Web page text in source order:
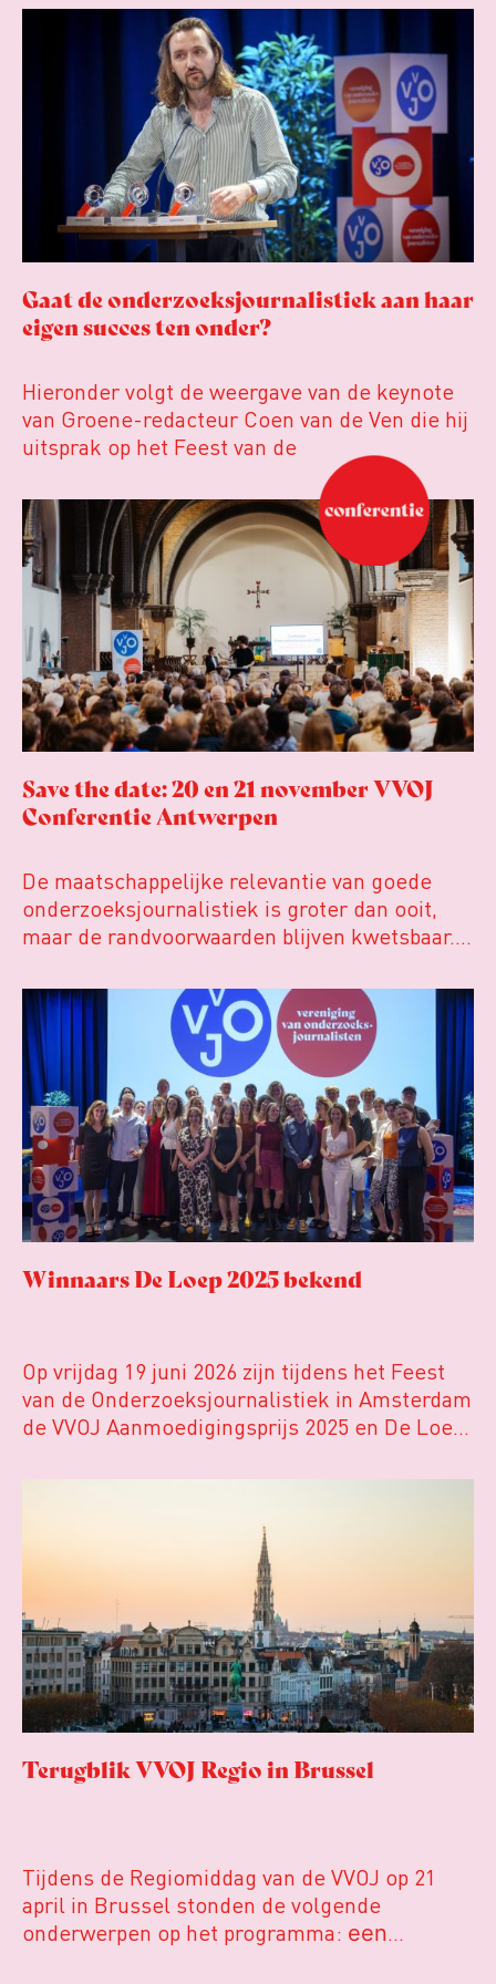
maken met juridische dreiging of een
juridische procedure rond het eigen werk.
Dat kost journalisten tijd, ook ervaren zij
stress en soms worden publicaties
aangepast of gaat de hele publicatie zelfs
niet door.
Gaat de onderzoeksjournalistiek aan haar
eigen succes ten onder?
Hieronder volgt de weergave van de keynote
van Groene-redacteur Coen van de Ven die hij
uitsprak op het Feest van de
Onderzoeksjournalistiek op 19 juni 2026.
Coen uit zijn zorgen over de relatie tussen de
macht, de pers en het publiek aan de hand van
drie punten:
Niet de maker, maar de ontvanger
verandert op dit moment
Hoe blijft Onderzoeksjournalistiek relevant
in tijden van nieuwe verzuiling?
Hoe moet de journalistiek omgaan met een
steeds onverschilligere macht?
Save the date: 20 en 21 november VVOJ
Conferentie Antwerpen
De maatschappelijke relevantie van goede
onderzoeksjournalistiek is groter dan ooit,
maar de randvoorwaarden blijven kwetsbaar.
we in De ongemakkelijke werkelijkheid: een
eerlijke en urgente blik op de staat van ons
vak.
Winnaars De Loep 2025 bekend
Op vrijdag 19 juni 2026 zijn tijdens het Feest
van de Onderzoeksjournalistiek in Amsterdam
de VVOJ Aanmoedigingsprijs 2025 en De Loep
Vereniging van Onderzoeksjournalisten (VVOJ)
Nederland en Vlaanderen.
Terugblik VVOJ Regio in Brussel
Tijdens de Regiomiddag van de VVOJ op 21
april in Brussel stonden de volgende
onderwerpen op het programma: een